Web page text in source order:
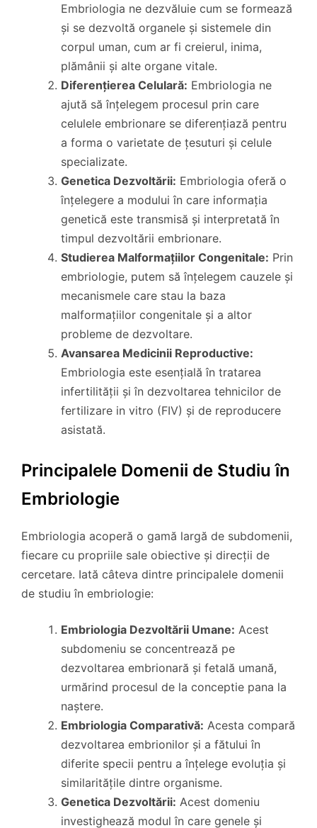
Embriologia ne dezvăluie cum se formează
și se dezvoltă organele și sistemele din
corpul uman, cum ar fi creierul, inima,
plămânii și alte organe vitale.
Diferențierea Celulară: Embriologia ne
ajută să înțelegem procesul prin care
celulele embrionare se diferențiază pentru
a forma o varietate de țesuturi și celule
specializate.
Genetica Dezvoltării: Embriologia oferă o
înțelegere a modului în care informația
genetică este transmisă și interpretată în
timpul dezvoltării embrionare.
Studierea Malformațiilor Congenitale: Prin
embriologie, putem să înțelegem cauzele și
mecanismele care stau la baza
malformațiilor congenitale și a altor
probleme de dezvoltare.
Avansarea Medicinii Reproductive:
Embriologia este esențială în tratarea
infertilității și în dezvoltarea tehnicilor de
fertilizare in vitro (FIV) și de reproducere
asistată.
Principalele Domenii de Studiu în
Embriologie
Embriologia acoperă o gamă largă de subdomenii,
fiecare cu propriile sale obiective și direcții de
cercetare. Iată câteva dintre principalele domenii
de studiu în embriologie:
Embriologia Dezvoltării Umane: Acest
subdomeniu se concentrează pe
dezvoltarea embrionară și fetală umană,
urmărind procesul de la conceptie pana la
naștere.
Embriologia Comparativă: Acesta compară
dezvoltarea embrionilor și a fătului în
diferite specii pentru a înțelege evoluția și
similaritățile dintre organisme.
Genetica Dezvoltării: Acest domeniu
investighează modul în care genele și